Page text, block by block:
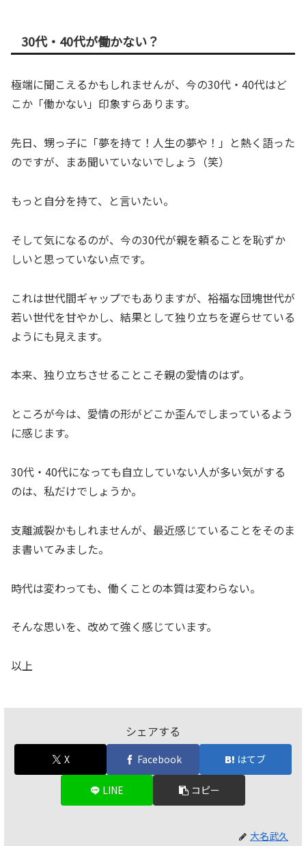
30代・40代が働かない？
極端に聞こえるかもしれませんが、今の30代・40代はど
こか「働かない」印象すらあります。
先日、甥っ子に「夢を持て！人生の夢や！」と熱く語った
のですが、まあ聞いていないでしょう（笑）
もっと自分を持て、と言いたい。
そして気になるのが、今の30代が親を頼ることを恥ずか
しいと思っていない点です。
これは世代間ギャップでもありますが、裕福な団塊世代が
若い世代を甘やかし、結果として独り立ちを遅らせている
ようにも見えます。
本来、独り立ちさせることこそ親の愛情のはず。
ところが今は、愛情の形がどこか歪んでしまっているよう
に感じます。
30代・40代になっても自立していない人が多い気がする
のは、私だけでしょうか。
支離滅裂かもしれませんが、最近感じていることをそのま
ま書いてみました。
時代は変わっても、働くことの本質は変わらない。
そんな思いを、改めて強く感じています。
以上
シェアする
X Facebook はてブ
LINE コピー
大名武久